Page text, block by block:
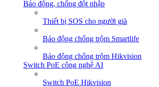
Báo động, chống đột nhập
Thiết bị SOS cho người già
Báo động chống trộm Smartlife
Báo động chống trộm Hikvision
Switch PoE công nghệ AI
Switch PoE Hikvision